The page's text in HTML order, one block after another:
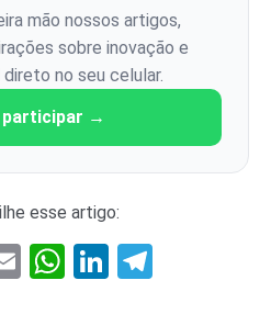
mão nossos artigos,
sobre inovação e
no seu celular.
participar →
esse artigo:
EmailWhatsApp
LinkedIn